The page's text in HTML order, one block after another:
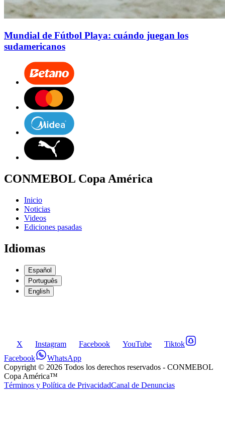
Mundial de Fútbol Playa: cuándo juegan los
sudamericanos
CONMEBOL Copa América
Inicio
Noticias
Videos
Ediciones pasadas
Idiomas
Español
Português
English
X Instagram Facebook YouTube
Tiktok
Facebook
WhatsApp
Copyright © 2026 Todos los derechos reservados - CONMEBOL
Copa América™
Términos y Política de PrivacidadCanal de Denuncias